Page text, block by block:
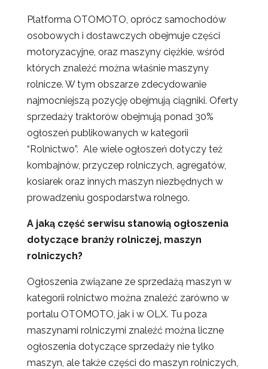
Platforma OTOMOTO, oprócz samochodów
osobowych i dostawczych obejmuje części
motoryzacyjne, oraz maszyny ciężkie, wśród
których znaleźć można właśnie maszyny
rolnicze. W tym obszarze zdecydowanie
najmocniejszą pozycję obejmują ciągniki. Oferty
sprzedaży traktorów obejmują ponad 30%
ogłoszeń publikowanych w kategorii
“Rolnictwo”. Ale wiele ogłoszeń dotyczy też
kombajnów, przyczep rolniczych, agregatów,
kosiarek oraz innych maszyn niezbędnych w
prowadzeniu gospodarstwa rolnego.
A jaką część serwisu stanowią ogłoszenia
dotyczące branży rolniczej, maszyn
rolniczych?
Ogłoszenia związane ze sprzedażą maszyn w
kategorii rolnictwo można znaleźć zarówno w
portalu OTOMOTO, jak i w OLX. Tu poza
maszynami rolniczymi znaleźć można liczne
ogłoszenia dotyczące sprzedaży nie tylko
maszyn, ale także części do maszyn rolniczych,